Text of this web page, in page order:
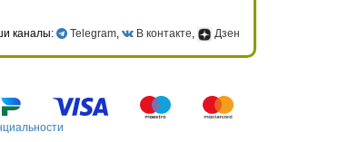
каналы: Telegram, В контакте, Дзен